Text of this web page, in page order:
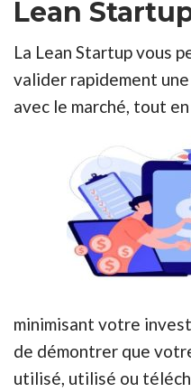
Lean
La Lean Startup vous
valider rapidement
avec le marché, tout en
minimisant votre
de démontrer que
utilisé, utilisé ou